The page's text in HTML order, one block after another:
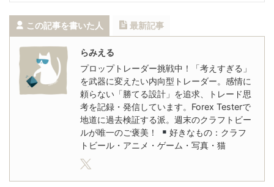
この記事を書いた人 最新記事
らみえる
プロップトレーダー挑戦中！「考えすぎる」
を武器に変えたい内向型トレーダー。感情に
頼らない「勝てる設計」を追求、トレード思
考を記録・発信しています。Forex Testerで
地道に過去検証する派。週末のクラフトビー
ルが唯一のご褒美！
好きなもの：クラフ
トビール・アニメ・ゲーム・写真・猫